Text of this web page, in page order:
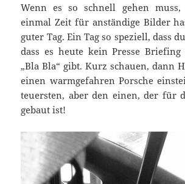
Wenn es so schnell gehen
einmal Zeit für anständige Bilder
guter Tag. Ein Tag so speziell, dass
dass es heute kein Presse
„Bla Bla“ gibt. Kurz schauen, dann
einen warmgefahren Porsche
teuersten, aber den einen, der für
gebaut ist!